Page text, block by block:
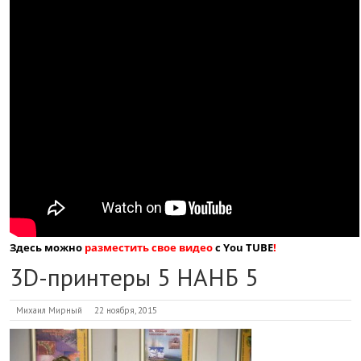
Здесь можно разместить свое видеос You TUBE!
3D-принтеры 5 НАНБ 5
Михаил Мирный 22 ноября, 2015